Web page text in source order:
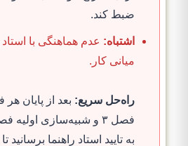
ضبط کند.
اشتباه: عدم هماهنگی با
میانی کار.
راه‌حل سریع: بعد از پایان
به تایید استاد راهنما برسانید